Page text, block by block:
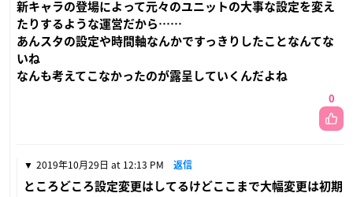
新キャラの登場によって元々のユニットの大事な設定を変え
たりするような運営だから……
あんスタの設定や時間軸なんかですっきりしたことなんてな
いね
なんも考えてこなかったのが露呈していくんだよね
0
2019年10月29日 at 12:13 PM 返信
ところどころ設定変更はしてるけどここまで大幅変更は初期